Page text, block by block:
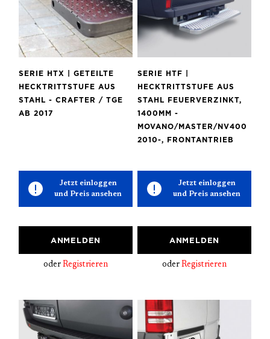
SERIE HTX | GETEILTE
HECKTRITTSTUFE AUS
STAHL - CRAFTER / TGE
AB 2017
Jetzt einloggen
und Preis ansehen
ANMELDEN
oder Registrieren
SERIE HTF |
HECKTRITTSTUFE AUS
STAHL FEUERVERZINKT,
1400MM -
MOVANO/MASTER/NV400
2010-, FRONTANTRIEB
Jetzt einloggen
und Preis ansehen
ANMELDEN
oder Registrieren